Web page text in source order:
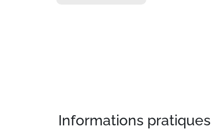
Informations pratiques